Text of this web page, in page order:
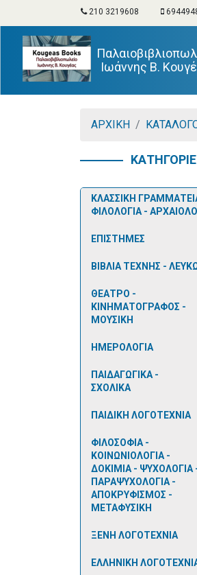
210 3219608
Ιωάννης Β.
ΑΡΧΙΚΗ
ΚΛΑΣΣΙΚΗ
ΦΙΛΟΛΟΓΙΑ -
ΕΠΙΣΤΗΜΕΣ
ΒΙΒΛΙΑ ΤΕΧΝΗΣ -
ΘΕΑΤΡΟ -
ΚΙΝΗΜΑΤΟΓΡΑΦΟΣ -
ΜΟΥΣΙΚΗ
ΗΜΕΡΟΛΟΓΙΑ
ΠΑΙΔΑΓΩΓΙΚΑ -
ΣΧΟΛΙΚΑ
ΠΑΙΔΙΚΗ ΛΟΓΟΤΕΧΝΙΑ
ΦΙΛΟΣΟΦΙΑ -
ΚΟΙΝΩΝΙΟΛΟΓΙΑ -
ΔΟΚΙΜΙΑ - ΨΥΧΟΛΟΓΙΑ
ΠΑΡΑΨΥΧΟΛΟΓΙΑ -
ΑΠΟΚΡΥΦΙΣΜΟΣ -
ΜΕΤΑΦΥΣΙΚΗ
ΞΕΝΗ ΛΟΓΟΤΕΧΝΙΑ
ΕΛΛΗΝΙΚΗ